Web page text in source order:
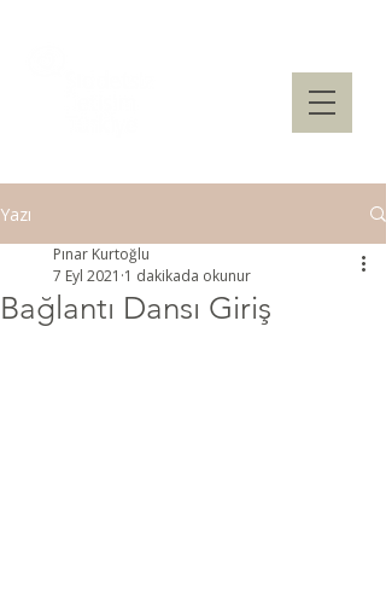
Yazı
Bağlantı Dansı Giriş
Pınar Kurtoğlu
7 Eyl 2021 1 dakikada okunur